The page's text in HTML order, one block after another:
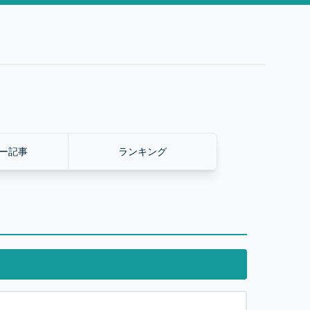
記事 ランキング